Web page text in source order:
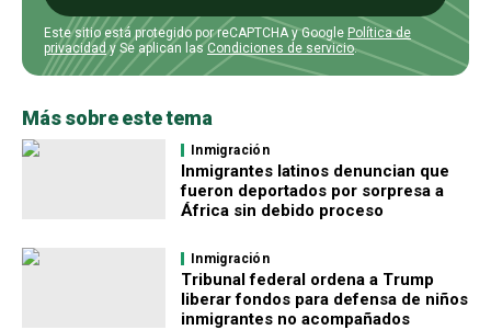
Este sitio está protegido por reCAPTCHA y Google Política de
privacidad y Se aplican lasCondiciones de servicio.
Más sobre este tema
Inmigración
Inmigrantes latinos denuncian que
fueron deportados por sorpresa a
África sin debido proceso
Inmigración
Tribunal federal ordena a Trump
liberar fondos para defensa de niños
inmigrantes no acompañados